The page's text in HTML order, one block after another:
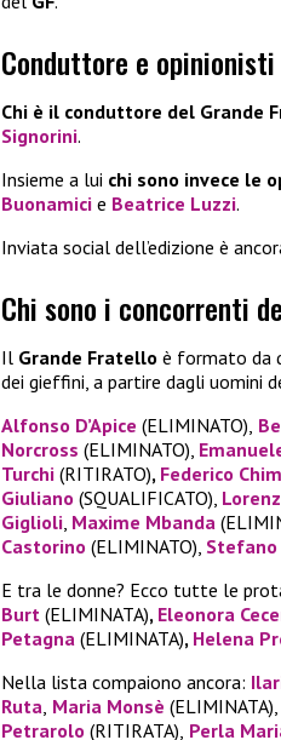
Conduttore e opinionisti
Chi è il conduttore del Grande
Signorini.
Insieme a lui chi sono invece le
Buonamici e Beatrice Luzzi.
Inviata social dell’edizione è
Chi sono i concorrenti
Il Grande Fratello è formato da
dei gieffini, a partire dagli uomini
Alfonso D’Apice (ELIMINATO),
Norcross (ELIMINATO),
Turchi (RITIRATO), Federico
Giuliano (SQUALIFICATO),
Giglioli, Maxime Mbanda
Castorino (ELIMINATO), Stefano
E tra le donne? Ecco tutte le
Burt (ELIMINATA), Eleonora
Petagna (ELIMINATA), Helena
Nella lista compaiono ancora:
Ruta, Maria Monsè (ELIMINATA),
Petrarolo (RITIRATA), Perla